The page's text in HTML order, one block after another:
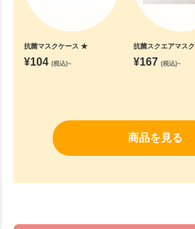
抗菌マスクケース ★
¥104 (税込)~
抗菌スクエアマス
¥167 (税込)~
商品を見る